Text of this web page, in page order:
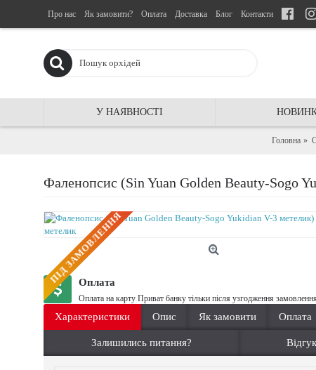
Про нас Як замовити? Оплата Доставка Блог Контакти
У НАЯВНОСТІ
Головна
Фаленопсис (Sin Yuan Golden Beauty-Sogo
ПIД ЗАМОВЛЕННЯ
Оплата
Оплата на карту Приват банку тільки після узгодження замовлення
Характеристики Опис Як замовити Оплата
Залишились питання?